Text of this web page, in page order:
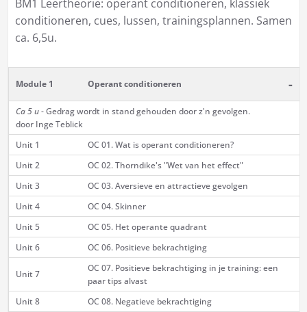
BM1 Leertheorie: operant conditioneren, klassiek
conditioneren, cues, lussen, trainingsplannen. Samen
ca. 6,5u.
Module 1 Operant conditioneren -
Ca 5 u- Gedrag wordt in stand gehouden door z'n gevolgen.
door Inge Teblick
Unit 1
OC 01. Wat is operant conditioneren?
Unit 2
OC 02. Thorndike's "Wet van het effect"
Unit 3
OC 03. Aversieve en attractieve gevolgen
Unit 4
OC 04. Skinner
Unit 5
OC 05. Het operante quadrant
Unit 6
OC 06. Positieve bekrachtiging
Unit 7
OC 07. Positieve bekrachtiging in je training: een
paar tips alvast
Unit 8
OC 08. Negatieve bekrachtiging